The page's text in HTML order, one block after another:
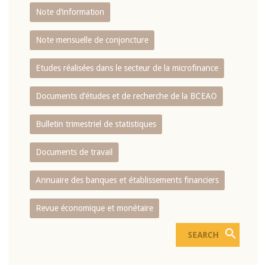
Note d’information
Note mensuelle de conjoncture
Etudes réalisées dans le secteur de la microfinance
Documents d’études et de recherche de la BCEAO
Bulletin trimestriel de statistiques
Documents de travail
Annuaire des banques et établissements financiers
Revue économique et monétaire